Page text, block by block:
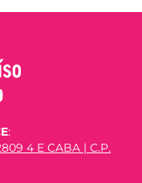
:
4 E CABA | C.P.